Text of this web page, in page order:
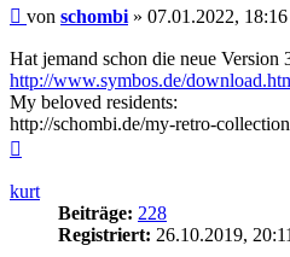
Beitrag
von schombi » 07.01.2022, 18:16
Hat jemand schon die neue Version
http://www.symbos.de/
My beloved residents:
http://schombi.de/my-retro-
kurt
Beiträge: 228
Registriert: 26.10.2019, 20:11